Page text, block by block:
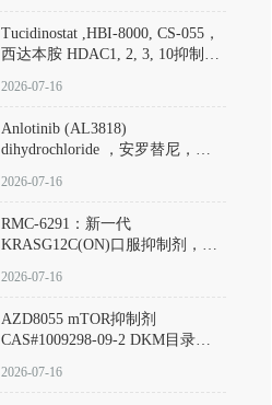
Tucidinostat ,HBI-8000, CS-055，
西达本胺 HDAC1, 2, 3, 10抑制剂
D808567) - DKM活性分子
2026-07-16
Anlotinib (AL3818)
dihydrochloride ，安罗替尼，
Hydrochloride实验方法步骤SOP
2026-07-16
RMC-6291：新一代
KRASG12C(ON)口服抑制剂，
(Elironrasib)CAS#2641998-63-0
2026-07-16
AZD8055 mTOR抑制剂
CAS#1009298-09-2 DKM目录号
激酶抑制剂的深度剖析
2026-07-16